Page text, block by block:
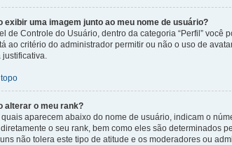
exibir uma imagem junto ao meu nome de usuário?
de Controle do Usuário, dentro da categoria “Perfil”
ao critério do administrador permitir ou não o uso de
alterar o meu rank?
quais aparecem abaixo do nome de usuário, indicam o
o seu rank, bem como eles são determinados
não tolera este tipo de atitude e os moderadores ou